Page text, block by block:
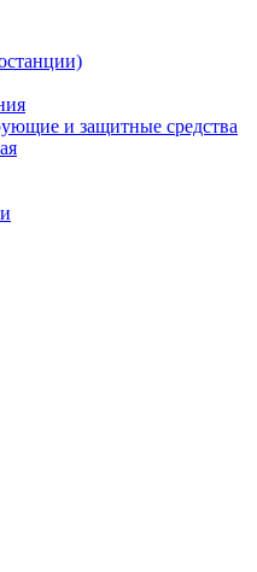
и защитные средства